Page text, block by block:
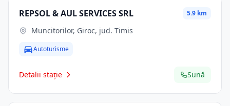
REPSOL & AUL SERVICES SRL 5.9 km
Muncitorilor, Giroc, jud. Timis
Autoturisme
Detalii stație Sună